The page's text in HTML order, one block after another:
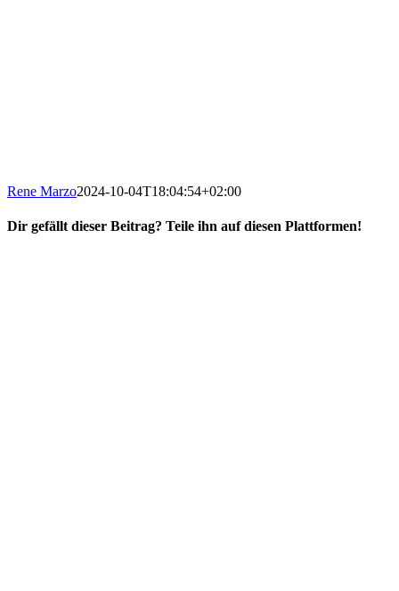
Rene Marzo2024-10-04T18:04:54+02:00
Dir gefällt dieser Beitrag? Teile ihn auf diesen Plattformen!